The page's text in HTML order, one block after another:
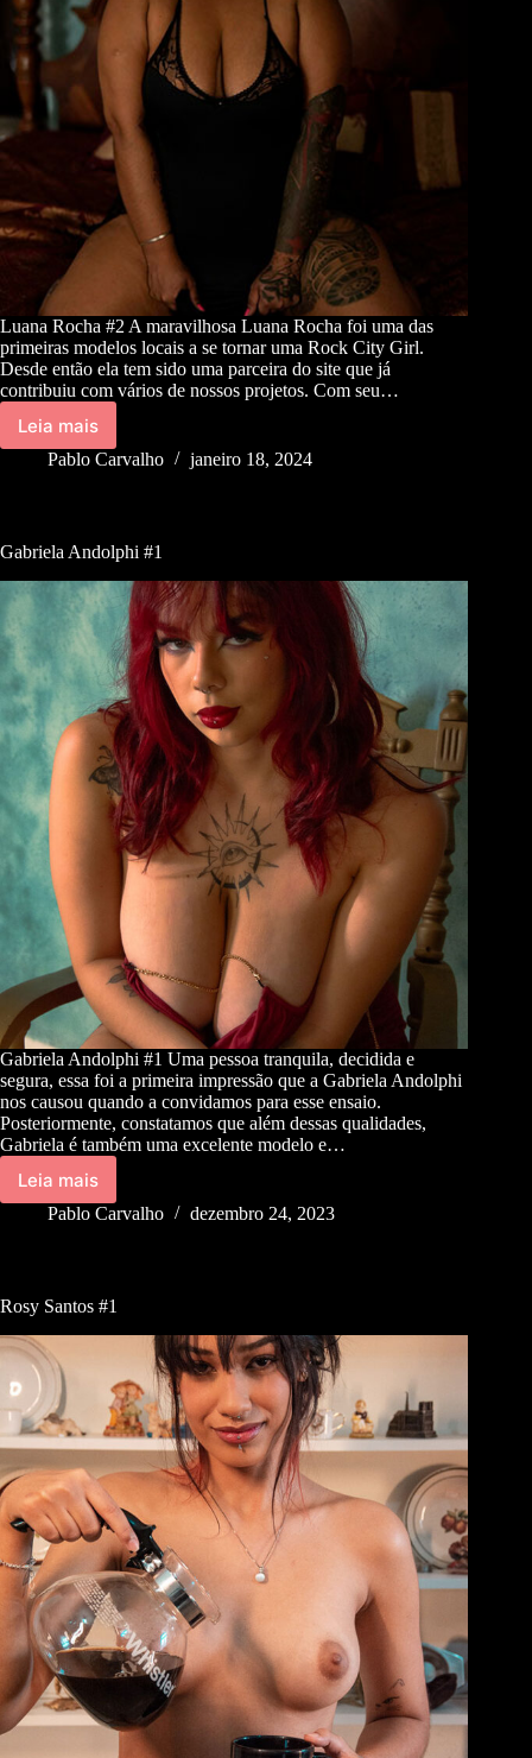
Luana Rocha #2 A maravilhosa Luana Rocha foi uma das
primeiras modelos locais a se tornar uma Rock City Girl.
Desde então ela tem sido uma parceira do site que já
contribuiu com vários de nossos projetos. Com seu…
Leia mais
Pablo Carvalho janeiro 18, 2024
Gabriela Andolphi #1
Gabriela Andolphi #1 Uma pessoa tranquila, decidida e
segura, essa foi a primeira impressão que a Gabriela Andolphi
nos causou quando a convidamos para esse ensaio.
Posteriormente, constatamos que além dessas qualidades,
Gabriela é também uma excelente modelo e…
Leia mais
Pablo Carvalho dezembro 24, 2023
Rosy Santos #1